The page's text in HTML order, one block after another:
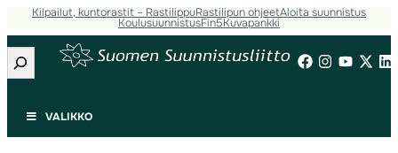
Kilpailut, kuntorastit – RastilippuRastilipun ohjeetAloita suunnistus
KoulusuunnistusFin5Kuvapankki
Etsi
VALIKKO